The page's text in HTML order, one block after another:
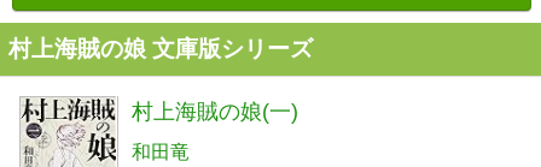
村上海賊の娘 文庫版シリーズ
村上海賊の娘(一)
和田竜